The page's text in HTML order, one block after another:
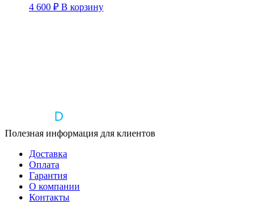
4 600 ₽ В корзину
Полезная информация для клиентов
Доставка
Оплата
Гарантия
О компании
Контакты